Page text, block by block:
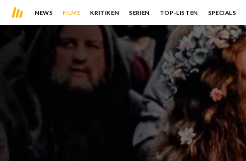
NEWS FILME KRITIKEN SERIEN TOP-LISTEN SPECIALS